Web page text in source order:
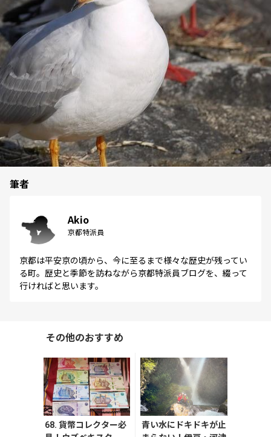
筆者
Akio
京都特派員
京都は平安京の頃から、今に至るまで様々な歴史が残ってい
る町。歴史と季節を訪ねながら京都特派員ブログを、綴って
行ければと思います。
その他のおすすめ
68. 貨幣コレクター必
青い水にドキドキが止